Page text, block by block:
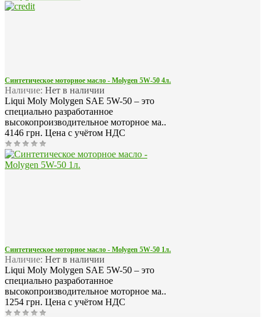
Синтетическое моторное масло - Molygen 5W-50 4л.
Наличие: Нет в наличии
Liqui Moly Molygen SAE 5W-50 – это
специально разработанное
высокопроизводительное моторное ма..
4146 грн. Цена с учётом НДС
Синтетическое моторное масло - Molygen 5W-50 1л.
Наличие: Нет в наличии
Liqui Moly Molygen SAE 5W-50 – это
специально разработанное
высокопроизводительное моторное ма..
1254 грн. Цена с учётом НДС